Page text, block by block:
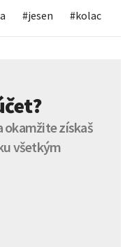
#jesen #kolac
okamžite získaš
všetkým